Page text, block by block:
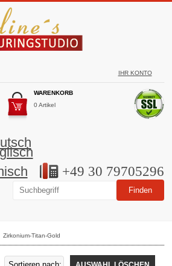
IHR KONTO
WARENKORB
0 Artikel
+49 30 79705296
Zirkonium-Titan-Gold